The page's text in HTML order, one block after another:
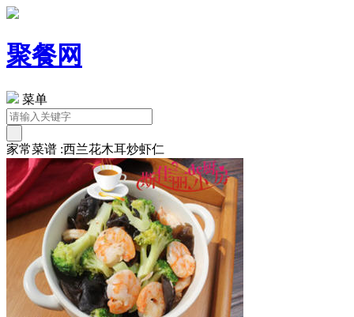
聚餐网
菜单
家常菜谱 :西兰花木耳炒虾仁